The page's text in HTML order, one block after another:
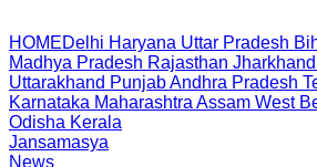
HOMEDelhi Haryana Uttar Pradesh
Madhya Pradesh Rajasthan Jharkhand
Uttarakhand PunjabAndhra Pradesh
Karnataka Maharashtra Assam West
Odisha Kerala
Jansamasya
News